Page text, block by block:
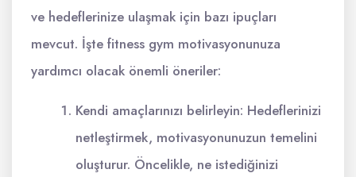
ve hedeflerinize ulaşmak için bazı ipuçları
mevcut. İşte fitness gym motivasyonunuza
yardımcı olacak önemli öneriler:
Kendi amaçlarınızı belirleyin: Hedeflerinizi
netleştirmek, motivasyonunuzun temelini
oluşturur. Öncelikle, ne istediğinizi